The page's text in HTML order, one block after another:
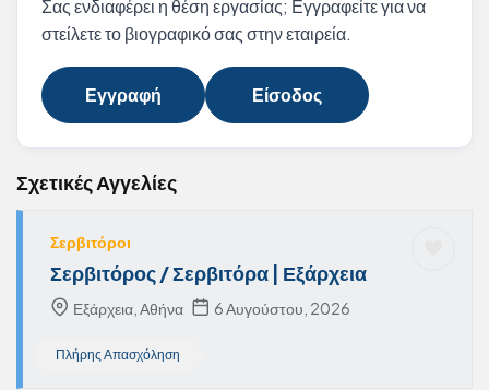
Σας ενδιαφέρει η θέση εργασίας; Εγγραφείτε για να
στείλετε το βιογραφικό σας στην εταιρεία.
Εγγραφή Είσοδος
Σχετικές Αγγελίες
Σερβιτόροι
Σερβιτόρος / Σερβιτόρα | Εξάρχεια
Εξάρχεια, Αθήνα 6 Αυγούστου, 2026
Πλήρης Απασχόληση